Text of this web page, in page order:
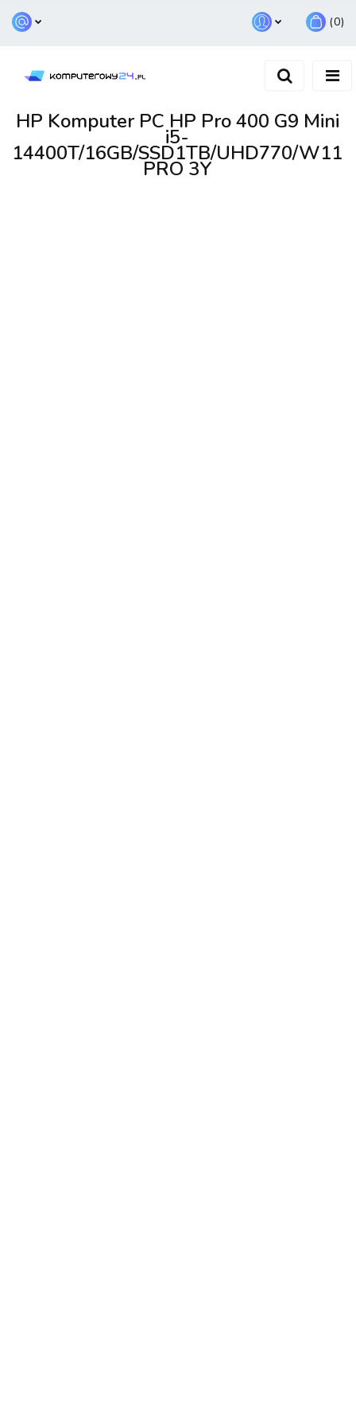
Zarejestruj się
(0)
HP Komputer PC HP Pro 400 G9 Mini
i5-
14400T/16GB/SSD1TB/UHD770/W11
PRO 3Y